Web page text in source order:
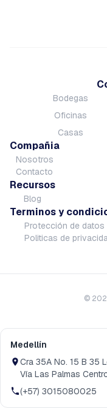
Bodegas
Oficinas
Casas
Compañia
Nosotros
Contacto
Recursos
Blog
Terminos y
Protección de datos
Politicas de
©
Medellín
Cra 35A No. 15 B 35
Vía Las Palmas
(+57) 3015080025